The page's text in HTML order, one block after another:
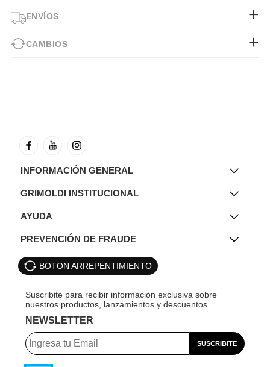
ENVÍOS
CAMBIOS
INFORMACIÓN GENERAL
GRIMOLDI INSTITUCIONAL
AYUDA
PREVENCIÓN DE FRAUDE
BOTON ARREPENTIMIENTO
NEWSLETTER